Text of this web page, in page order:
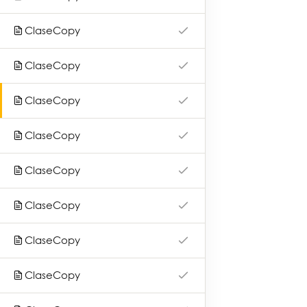
ClaseCopy
ClaseCopy
ClaseCopy
ClaseCopy
ClaseCopy
ClaseCopy
ClaseCopy
ClaseCopy
Nuestros aliados
Novedades
Contacto
Preguntas frecuentes
Términos y condiciones
Contacto
Dirección: Avenida Cramer 1765 (CP: 1426)
Ciudad Autónoma de Buenos Aires